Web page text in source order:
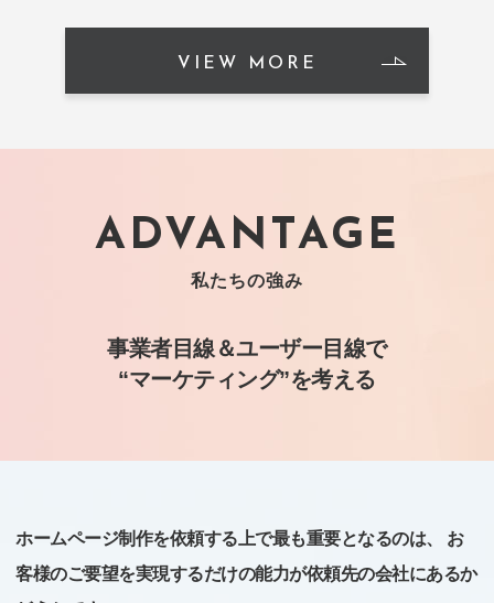
VIEW MORE
ADVANTAGE
私たちの強み
事業者目線＆ユーザー目線で
“マーケティング”を考える
ホームページ制作を依頼する上で最も重要となるのは、
お
客様のご要望を実現するだけの能力が依頼先の会社にあるか